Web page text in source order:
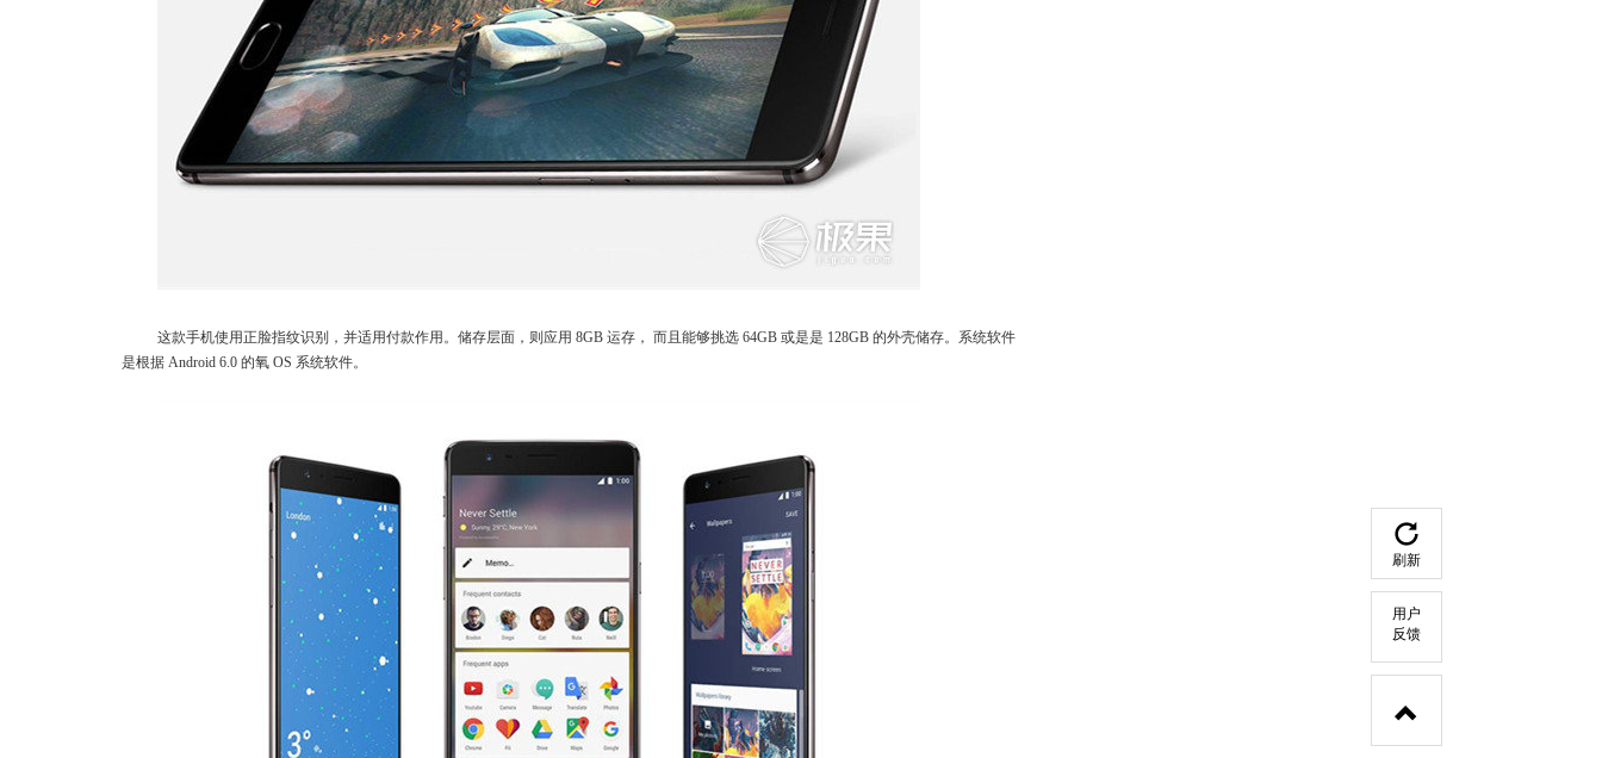
这款手机使用正脸指纹识别，并适用付款作用。储存层面，则应用 8GB 运存， 而且能够挑选 64GB 或是是 128GB 的外壳储存。系统软件
是根据 Android 6.0 的氧 OS 系统软件。
刷新
用户
反馈